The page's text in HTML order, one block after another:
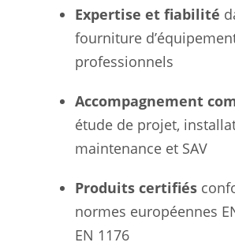
Expertise et fiabilité
fourniture
professionnels
Accompagnement
étude de projet,
maintenance et SAV
Produits certifiés
normes européennes
EN 1176